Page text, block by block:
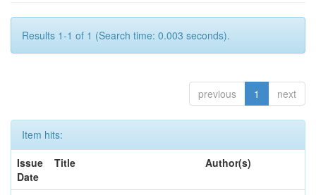
Results 1-1 of 1 (Search time: 0.003 seconds).
previous 1 next
Item hits:
Issue
Date
Title Author(s)